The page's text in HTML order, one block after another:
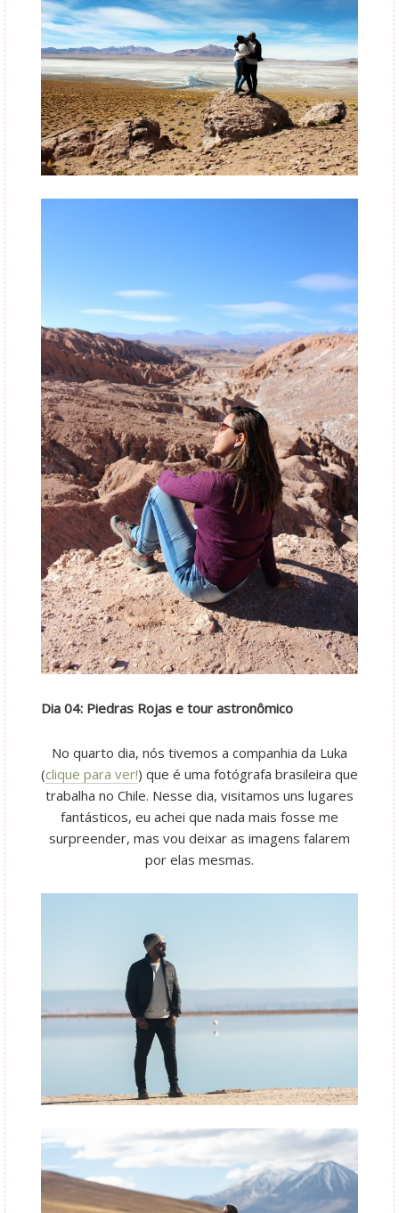
Dia 04: Piedras Rojas e tour astronômico
No quarto dia, nós tivemos a companhia da Luka
(clique para ver!) que é uma fotógrafa brasileira que
trabalha no Chile. Nesse dia, visitamos uns lugares
fantásticos, eu achei que nada mais fosse me
surpreender, mas vou deixar as imagens falarem
por elas mesmas.